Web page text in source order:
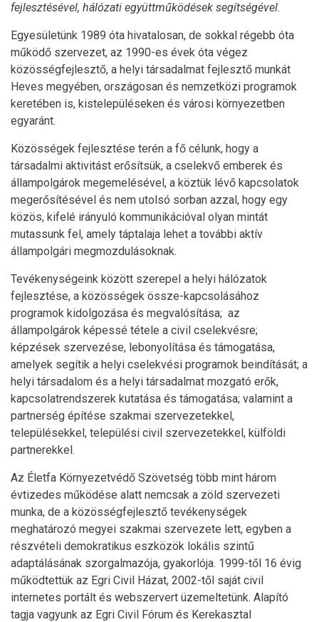
fejlesztésével, hálózati együttműködések segítségével.
Egyesületünk 1989 óta hivatalosan, de sokkal régebb óta
működő szervezet, az 1990-es évek óta végez
közösségfejlesztő, a helyi társadalmat fejlesztő munkát
Heves megyében, országosan és nemzetközi programok
keretében is, kistelepüléseken és városi környezetben
egyaránt.
Közösségek fejlesztése terén a fő célunk, hogy a
társadalmi aktivitást erősítsük, a cselekvő emberek és
állampolgárok megemelésével, a köztük lévő kapcsolatok
megerősítésével és nem utolsó sorban azzal, hogy egy
közös, kifelé irányuló kommunikációval olyan mintát
mutassunk fel, amely táptalaja lehet a további aktív
állampolgári megmozdulásoknak.
Tevékenységeink között szerepel a helyi hálózatok
fejlesztése, a közösségek össze-kapcsolásához
programok kidolgozása és megvalósítása; az
állampolgárok képessé tétele a civil cselekvésre;
képzések szervezése, lebonyolítása és támogatása,
amelyek segítik a helyi cselekvési programok beindítását; a
helyi társadalom és a helyi társadalmat mozgató erők,
kapcsolatrendszerek kutatása és támogatása; valamint a
partnerség építése szakmai szervezetekkel,
településekkel, települési civil szervezetekkel, külföldi
partnerekkel.
Az Életfa Környezetvédő Szövetség több mint három
évtizedes működése alatt nemcsak a zöld szervezeti
munka, de a közösségfejlesztő tevékenységek
meghatározó megyei szakmai szervezete lett, egyben a
részvételi demokratikus eszközök lokális szintű
adaptálásának szorgalmazója, gyakorlója. 1999-től 16 évig
működtettük az Egri Civil Házat, 2002-től saját civil
internetes portált és webszervert üzemeltetünk. Alapító
tagja vagyunk az Egri Civil Fórum és Kerekasztal